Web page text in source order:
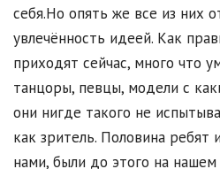
себя.Но опять же все из них
увлечённость идеей. Как
приходят сейчас, много что
танцоры, певцы, модели с
они нигде такого не
как зритель. Половина ребят
нами, были до этого на